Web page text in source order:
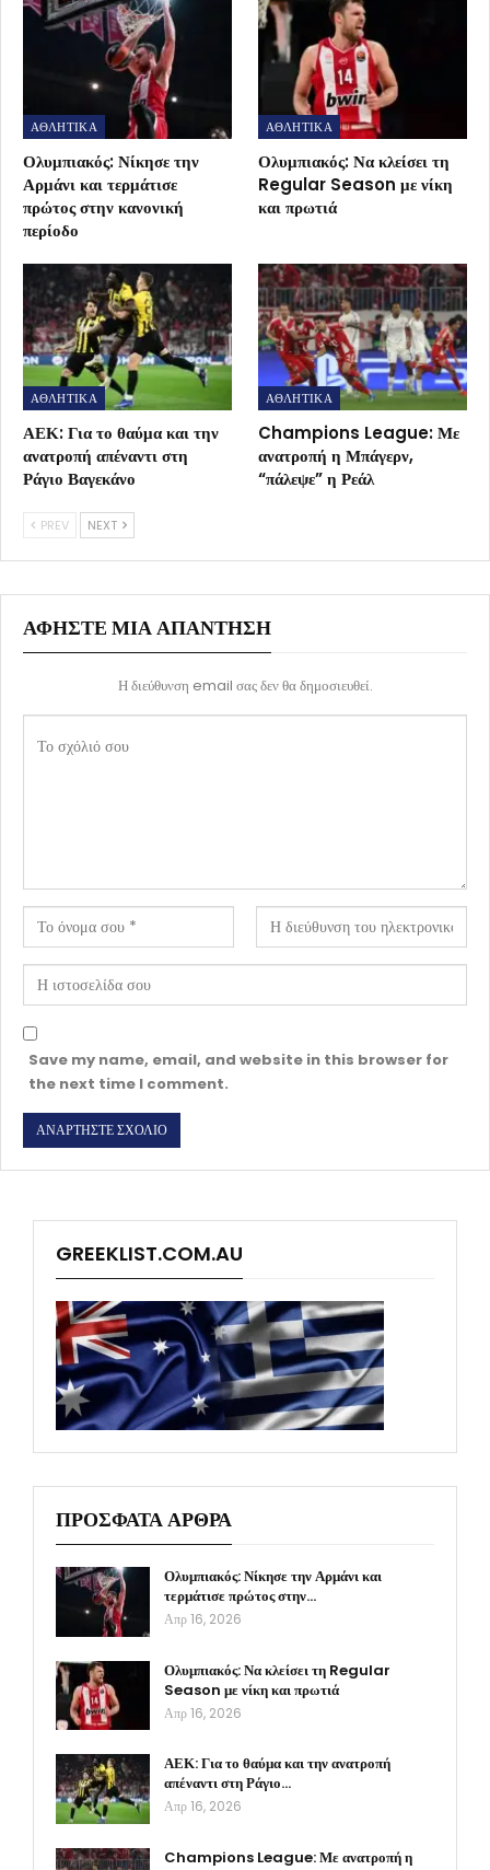
ΑΘΛΗΤΙΚΑ
Ολυμπιακός: Νίκησε την
Αρμάνι και τερμάτισε
πρώτος στην κανονική
περίοδο
ΑΘΛΗΤΙΚΑ
Ολυμπιακός: Να κλείσει τη
Regular Season με νίκη
και πρωτιά
ΑΘΛΗΤΙΚΑ
ΑΕΚ: Για το θαύμα και την
ανατροπή απέναντι στη
Ράγιο Βαγεκάνο
ΑΘΛΗΤΙΚΑ
Champions League: Με
ανατροπή η Μπάγερν,
“πάλεψε” η Ρεάλ
PREV NEXT
ΑΦΉΣΤΕ ΜΙΑ ΑΠΆΝΤΗΣΗ
Η διεύθυνση email σας δεν θα δημοσιευθεί.
Save my name, email, and website in this browser for
the next time I comment.
GREEKLIST.COM.AU
ΠΡΟΣΦΑΤΑ ΑΡΘΡΑ
Ολυμπιακός: Νίκησε την Αρμάνι και
τερμάτισε πρώτος στην…
Απρ 16, 2026
Ολυμπιακός: Να κλείσει τη Regular
Season με νίκη και πρωτιά
Απρ 16, 2026
ΑΕΚ: Για το θαύμα και την ανατροπή
απέναντι στη Ράγιο…
Απρ 16, 2026
Champions League: Με ανατροπή η